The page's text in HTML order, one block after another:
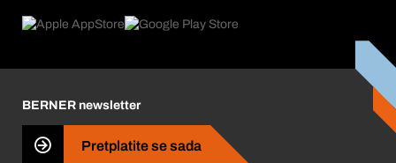
Što nas pokreće
Business Conduct
BERNER newsletter
Pretplatite se sada